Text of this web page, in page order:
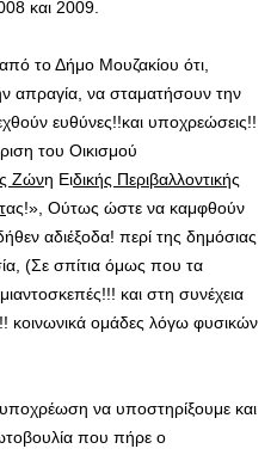
και 2009.
από το Δήμο Μουζακίου ότι,
απραγία, να σταματήσουν την
ευθύνες!!και υποχρεώσεις!!
του Οικισμού
Ζώνη Ειδικής Περιβαλλοντικής
ας!», Ούτως ώστε να καμφθούν
αδιέξοδα! περί της δημόσιας
(Σε σπίτια όμως που τα
και στη συνέχεια
κοινωνικά ομάδες λόγω φυσικών
να υποστηρίξουμε και
που πήρε ο